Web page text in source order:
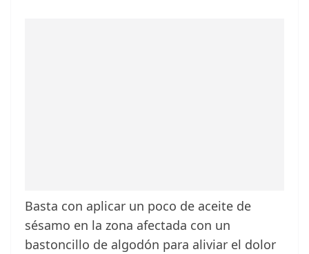
Basta con aplicar un poco de aceite de
sésamo en la zona afectada con un
bastoncillo de algodón para aliviar el dolor